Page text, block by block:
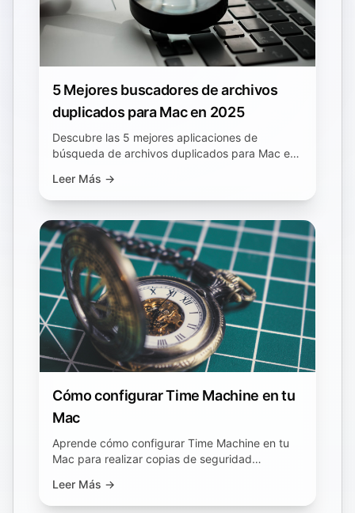
5 Mejores buscadores de archivos
duplicados para Mac en 2025
Descubre las 5 mejores aplicaciones de
búsqueda de archivos duplicados para Mac en
Nektony, dupeGuru.
Leer Más →
Cómo configurar Time Machine en tu
Mac
Aprende cómo configurar Time Machine en tu
Mac para realizar copias de seguridad
siguiendo estos sencillos pasos.
Leer Más →